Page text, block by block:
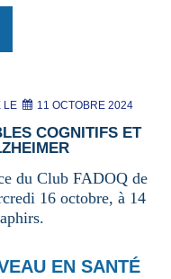
LE 11 OCTOBRE 2024
COGNITIFS ET
du Club FADOQ de
16 octobre, à 14
EN SANTÉ